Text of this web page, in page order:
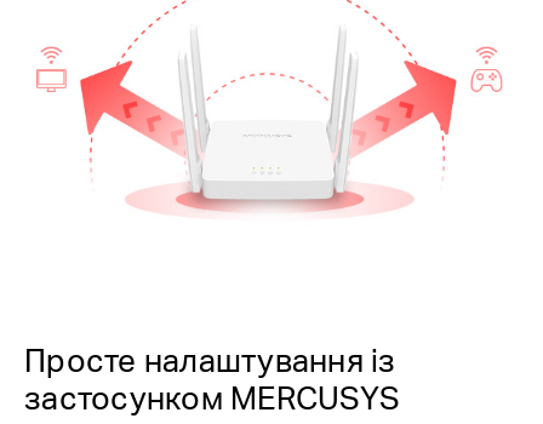
Просте налаштування із
застосунком MERCUSYS